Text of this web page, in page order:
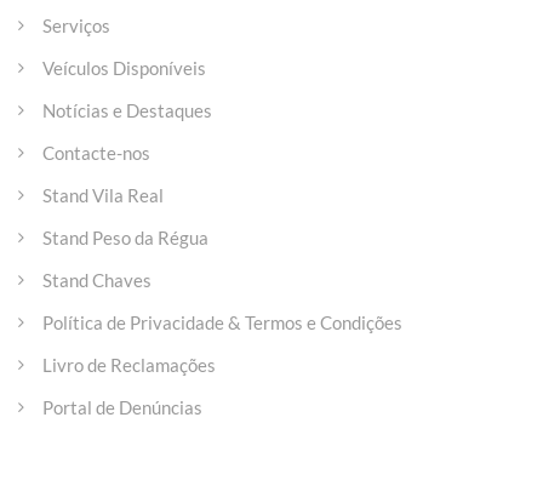
Serviços
Veículos Disponíveis
Notícias e Destaques
Contacte-nos
Stand Vila Real
Stand Peso da Régua
Stand Chaves
Política de Privacidade & Termos e Condições
Livro de Reclamações
Portal de Denúncias